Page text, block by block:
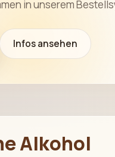
in unserem
Infos ansehen
Alkohol